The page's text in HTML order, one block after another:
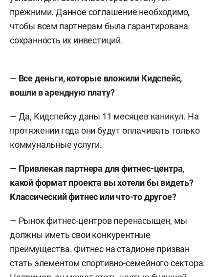
прежними. Данное соглашение необходимо,
чтобы всем партнерам была гарантирована
сохранность их инвестиций.
— Все деньги, которые вложили Кидспейс,
вошли в арендную плату?
— Да, Кидспейсу даны 11 месяцев каникул. На
протяжении года они будут оплачивать только
коммунальные услуги.
— Привлекая партнера для фитнес-центра,
какой формат проекта вы хотели бы видеть?
Классический фитнес или что-то другое?
— Рынок фитнес-центров перенасыщен, мы
должны иметь свои конкурентные
преимущества. Фитнес на стадионе призван
стать элементом спортивно-семейного сектора.